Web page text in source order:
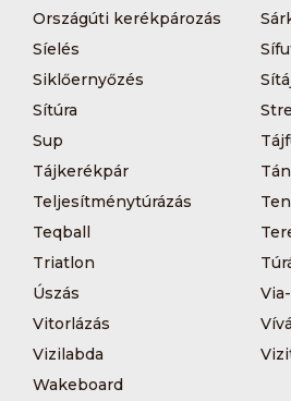
Országúti kerékpározás
Síelés
Siklőernyőzés
Sítúra
Sup
Tájkerékpár
Teljesítménytúrázás
Teqball
Triatlon
Úszás
Vitorlázás
Vizilabda
Wakeboard